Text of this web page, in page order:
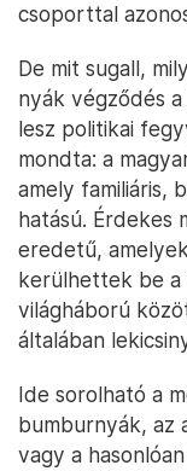
csoporttal
De mit sugall,
nyák végződés
lesz politikai
mondta: a
amely familiáris,
hatású. Érdekes
eredetű,
kerülhettek be a
világháború
általában
Ide sorolható a
bumburnyák, az
vagy a